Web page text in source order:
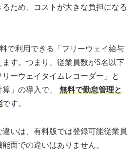
ため、コストが大きな負担になる
で利用できる「フリーウェイ給与
す。つまり、従業員数が5名以下
ーウェイタイムレコーダー」と
算」の導入で、 無料で勤怠管理と
です。
いは、有料版では登録可能従業員
面での違いはありません。